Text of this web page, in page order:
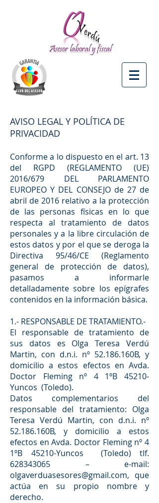
AVISO LEGAL Y POLÍTICA DE
PRIVACIDAD
Conforme a lo dispuesto en el art. 13
del RGPD (REGLAMENTO (UE)
2016/679 DEL PARLAMENTO
EUROPEO Y DEL CONSEJO de 27 de
abril de 2016 relativo a la protección
de las personas físicas en lo que
respecta al tratamiento de datos
personales y a la libre circulación de
estos datos y por el que se deroga la
Directiva 95/46/CE (Reglamento
general de protección de datos),
pasamos a informarle
detalladamente sobre los epígrafes
contenidos en la información básica.
1.- RESPONSABLE DE TRATAMIENTO.-
El responsable de tratamiento de
sus datos es Olga Teresa Verdú
Martin, con d.n.i. nº 52.186.160B, y
domicilio a estos efectos en Avda.
Doctor Fleming nº 4 1ºB 45210-
Yuncos (Toledo).
Datos complementarios del
responsable del tratamiento: Olga
Teresa Verdú Martin, con d.n.i. nº
52.186.160B, y domicilio a estos
efectos en Avda. Doctor Fleming nº 4
1ºB 45210-Yuncos (Toledo) tlf.
628343065 – e-mail:
olgaverduasesores@gmail.com, que
actúa en su propio nombre y
derecho.